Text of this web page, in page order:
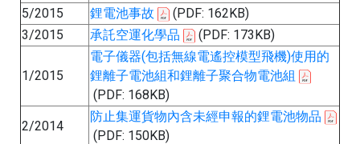
5/2015
鋰電池事故
(PDF: 162KB)
3/2015
承託空運化學品 (PDF: 173KB)
1/2015
電子儀器(包括無線電遙控模型飛機)使用的
鋰離子電池組和鋰離子聚合物電池組
(PDF: 168KB)
2/2014
防止集運貨物內含未經申報的鋰電池物品
(PDF: 150KB)